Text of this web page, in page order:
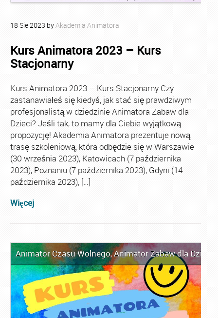
18 Sie2023 byAkademia Animatora
Kurs Animatora 2023 – Kurs
Stacjonarny
Kurs Animatora 2023 – Kurs Stacjonarny Czy
zastanawiałeś się kiedyś, jak stać się prawdziwym
profesjonalistą w dziedzinie Animatora Zabaw dla
Dzieci? Jeśli tak, to mamy dla Ciebie wyjątkową
propozycję! Akademia Animatora prezentuje nową
trasę szkoleniową, która odbędzie się w Warszawie
(30 września 2023), Katowicach (7 października
2023), Poznaniu (7 października 2023), Gdyni (14
października 2023), […]
Więcej
Animator Czasu Wolnego,Animator Zabaw dla Dzieci